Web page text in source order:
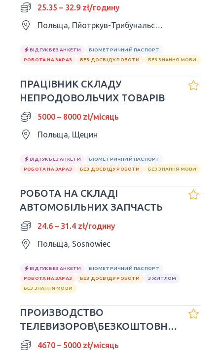
25.35 – 32.9 zł/годину
Польща, Пйотркув-Трибунальський
ВІДГУК БЕЗ АНКЕТИ
БІОМЕТРИЧНИЙ ПАСПОРТ
РОБОТА НА ЗАРАЗ
БЕЗ ДОСВІДУ РОБОТИ БЕЗ ЗНАННЯ МОВИ
ПРАЦІВНИК СКЛАДУ
НЕПРОДОВОЛЬЧИХ ТОВАРІВ
5000 – 8000 zł/місяць
Польща, Щецин
ВІДГУК БЕЗ АНКЕТИ
БІОМЕТРИЧНИЙ ПАСПОРТ
РОБОТА НА ЗАРАЗ
БЕЗ ДОСВІДУ РОБОТИ БЕЗ ЗНАННЯ МОВИ
РОБОТА НА СКЛАДІ
АВТОМОБІЛЬНИХ ЗАПЧАСТЬ
24.6 – 31.4 zł/годину
Польща, Sosnowiec
ВІДГУК БЕЗ АНКЕТИ
БІОМЕТРИЧНИЙ ПАСПОРТ
РОБОТА НА ЗАРАЗ
БЕЗ ДОСВІДУ РОБОТИ
З ЖИТЛОМ
БЕЗ ЗНАННЯ МОВИ
ПРОИЗВОДСТВО
ТЕЛЕВИЗОРОВ\БЕЗКОШТОВНЕ
ЖИТЛО\ПРИЙМАЄМО З ДІТЬМ
4670 – 5000 zł/місяць